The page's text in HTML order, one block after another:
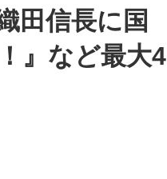
田信長に国
』など最大4